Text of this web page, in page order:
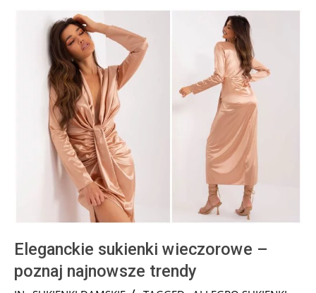
Eleganckie sukienki wieczorowe –
poznaj najnowsze trendy
2025-